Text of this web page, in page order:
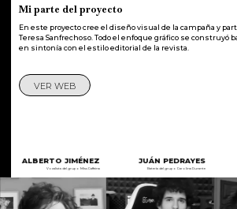
Mi parte del proyecto
En este proyecto cree el diseño visual de la campaña y
Teresa Sanfrechoso. Todo el enfoque gráfico se
en sintonía con el estilo editorial de la revista.
VER WEB
ALBERTO JIMÉNEZ
Vocalista del grupo Miss Caffeina
JUÁN PEDRAYES
Batería del grupo Carolina Durante